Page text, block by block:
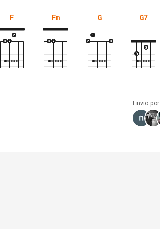
F Fm G G7
Envio por